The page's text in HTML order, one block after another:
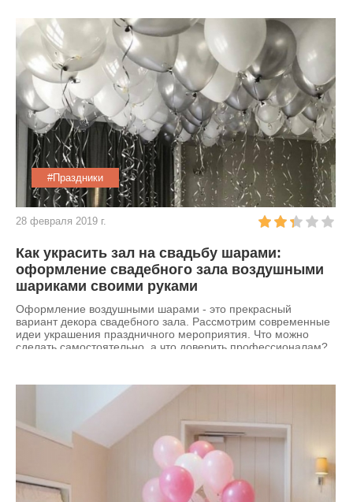
#Праздники
28 февраля 2019 г.
Как украсить зал на свадьбу шарами:
оформление свадебного зала воздушными
шариками своими руками
Оформление воздушными шарами - это прекрасный
вариант декора свадебного зала. Рассмотрим современные
идеи украшения праздничного мероприятия. Что можно
сделать самостоятельно, а что доверить профессионалам?